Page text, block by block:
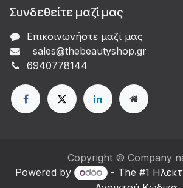
Συνδεθείτε μαζί μας
Επικοινωνήστε μαζί μας
sales@thebeautyshop.gr
6940778144
Copyright © Company
Powered by
- The #1